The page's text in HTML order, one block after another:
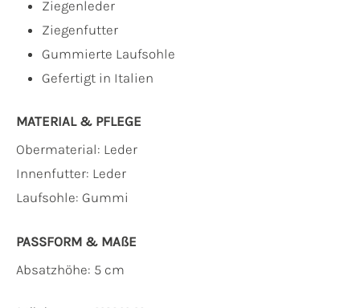
Ziegenleder
Ziegenfutter
Gummierte Laufsohle
Gefertigt in Italien
MATERIAL & PFLEGE
Obermaterial: Leder
Innenfutter: Leder
Laufsohle: Gummi
PASSFORM & MAẞE
Absatzhöhe: 5 cm